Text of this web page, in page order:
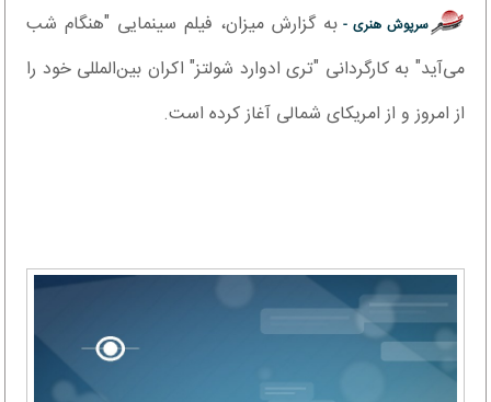
سرپوش هنری - به گزارش میزان، فیلم سینمایی "هنگام شب
می‌آید" به کارگردانی "تری ادوارد شولتز" اکران بین‌المللی خود را
از امروز و از امریکای شمالی آغاز کرده است.